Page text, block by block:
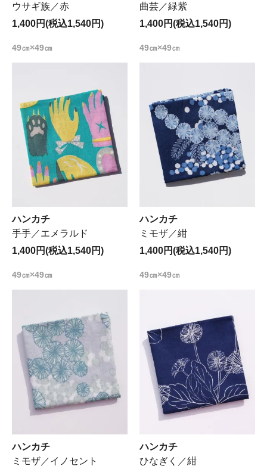
ウサギ族／赤
1,400円(税込1,540円)
49㎝×49㎝
曲芸／緑紫
1,400円(税込1,540円)
49㎝×49㎝
ハンカチ
手手／エメラルド
1,400円(税込1,540円)
49㎝×49㎝
ハンカチ
ミモザ／紺
1,400円(税込1,540円)
49㎝×49㎝
ハンカチ
ミモザ／イノセント
ハンカチ
ひなぎく／紺